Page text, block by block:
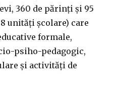
360 de părinți și 95
unități școlare) care
formale,
psiho-pedagogic,
și activități de